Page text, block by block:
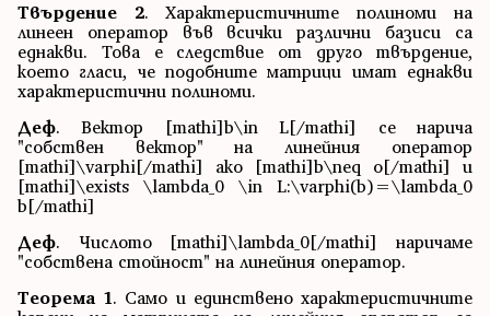
Твърдение 2. Характеристичните полиноми на
линеен оператор във всички различни базиси са
еднакви. Това е следствие от друго твърдение,
което гласи, че подобните матрици имат еднакви
характеристични полиноми.
Деф. Вектор [mathi]b\in L[/mathi] се нарича
"собствен вектор" на линейния оператор
[mathi]\varphi[/mathi] ако [mathi]b\neq o[/mathi] и
[mathi]\exists \lambda_0 \in L:\varphi(b)=\lambda_0
b[/mathi]
Деф. Числото [mathi]\lambda_0[/mathi] наричаме
"собствена стойност" на линейния оператор.
Теорема 1. Само и единствено характеристичните